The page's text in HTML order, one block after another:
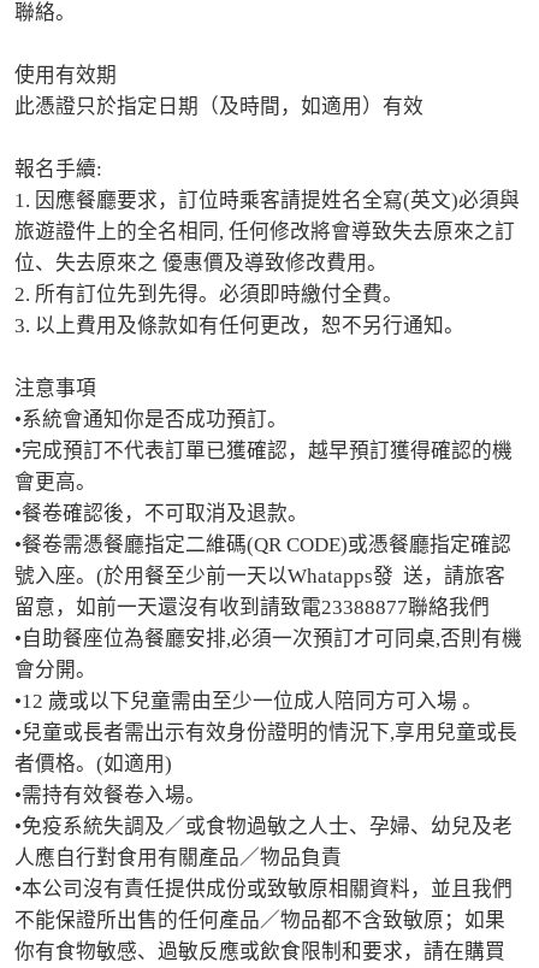
聯絡。
使用有效期
此憑證只於指定日期（及時間，如適用）有效
報名手續:
1. 因應餐廳要求，訂位時乘客請提姓名全寫(英文)必須與
旅遊證件上的全名相同, 任何修改將會導致失去原來之訂
位、失去原來之 優惠價及導致修改費用。
2. 所有訂位先到先得。必須即時繳付全費。
3. 以上費用及條款如有任何更改，恕不另行通知。
注意事項
•系統會通知你是否成功預訂。
•完成預訂不代表訂單已獲確認，越早預訂獲得確認的機
會更高。
•餐卷確認後，不可取消及退款。
•餐卷需憑餐廳指定二維碼(QR CODE)或憑餐廳指定確認
號入座。(於用餐至少前一天以Whatapps發  送，請旅客
留意，如前一天還沒有收到請致電23388877聯絡我們
•自助餐座位為餐廳安排,必須一次預訂才可同桌,否則有機
會分開。
•12 歲或以下兒童需由至少一位成人陪同方可入場 。
•兒童或長者需出示有效身份證明的情況下,享用兒童或長
者價格。(如適用)
•需持有效餐卷入場。
•免疫系統失調及／或食物過敏之人士、孕婦、幼兒及老
人應自行對食用有關產品／物品負責
•本公司沒有責任提供成份或致敏原相關資料，並且我們
不能保證所出售的任何產品／物品都不含致敏原；如果
你有食物敏感、過敏反應或飲食限制和要求，請在購買